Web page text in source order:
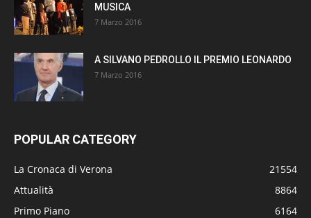
MUSICA
7 Marzo 2016
A SILVANO PEDROLLO IL PREMIO LEONARDO
7 Marzo 2016
POPULAR CATEGORY
La Cronaca di Verona
21554
Attualità
8864
Primo Piano
6164